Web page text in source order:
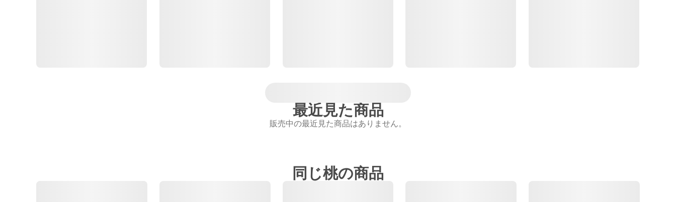
最近見た商品
販売中の最近見た商品はありません。
同じ桃の商品